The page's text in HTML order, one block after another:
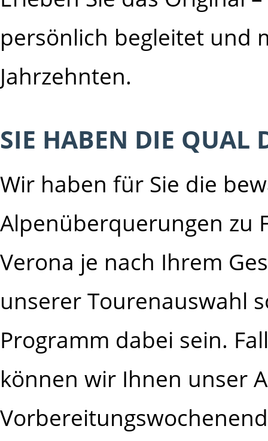
persönlich begleitet und
Jahrzehnten.
SIE HABEN DIE QUAL
Wir haben für Sie die
Alpenüberquerungen zu
Verona je nach Ihrem
unserer Tourenauswahl
Programm dabei sein.
können wir Ihnen unser